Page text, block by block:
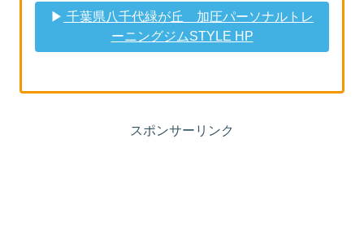
▶︎ 千葉県八千代緑が丘 加圧パーソナルトレ
ーニングジムSTYLE HP
スポンサーリンク